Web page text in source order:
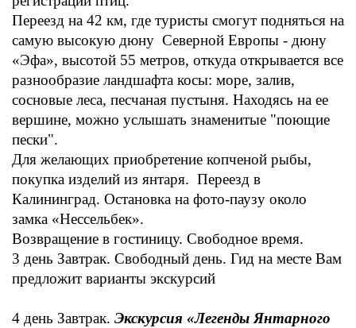
Переезд на 42 км, где туристы смогут подняться на
самую высокую дюну Северной Европы - дюну
«Эфа», высотой 55 метров, откуда открывается все
разнообразие ландшафта косы: море, залив,
сосновые леса, песчаная пустыня. Находясь на ее
вершине, можно услышать знаменитые "поющие
пески".
Для желающих приобретение копченой рыбы,
покупка изделий из янтаря. Переезд в
Калининград. Остановка на фото-паузу около
замка «Нессельбек».
Возвращение в гостиницу. Свободное время.
3 день Завтрак. Свободный день. Гид на месте Вам
предложит варианты экскурсий
4 день Завтрак. Экскурсия «Легенды Янтарного